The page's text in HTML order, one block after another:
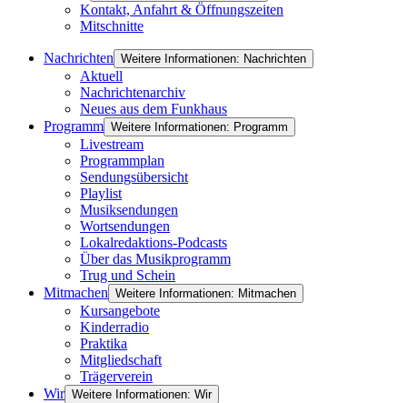
Kontakt, Anfahrt & Öffnungszeiten
Mitschnitte
Nachrichten Weitere Informationen: Nachrichten
Aktuell
Nachrichtenarchiv
Neues aus dem Funkhaus
Programm Weitere Informationen: Programm
Livestream
Programmplan
Sendungsübersicht
Playlist
Musiksendungen
Wortsendungen
Lokalredaktions-Podcasts
Über das Musikprogramm
Trug und Schein
Mitmachen Weitere Informationen: Mitmachen
Kursangebote
Kinderradio
Praktika
Mitgliedschaft
Trägerverein
Wir Weitere Informationen: Wir